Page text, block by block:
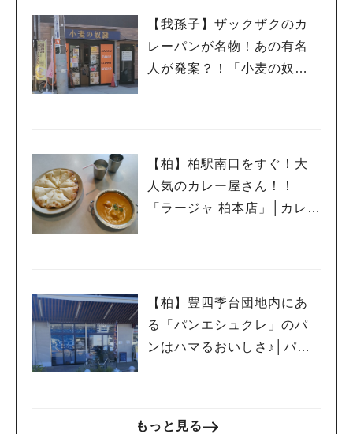
【我孫子】ザックザクのカ
レーパンが名物！あの有名
人が発案？！「小麦の奴隷
【柏】柏駅南口をすぐ！大
人気のカレー屋さん！！
「ラージャ 柏本店」│カレー
【柏】豊四季台団地内にあ
る「パンエシュクレ」のパ
ンはハマるおいしさ♪│パン
もっと見る
人気のキーワード
#ラーメン #ショッピング #カフェ #スイーツ #パン #カレー
#柏駅
#公園#教えたい／教えて投稿記事
#教えたい/こんなの見つけた